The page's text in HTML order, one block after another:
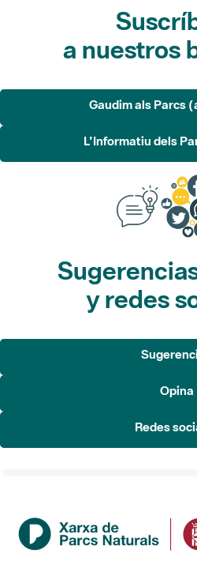
a nuestros
Gaudim als Parcs
L'Informatiu dels
y redes
Opina
Redes